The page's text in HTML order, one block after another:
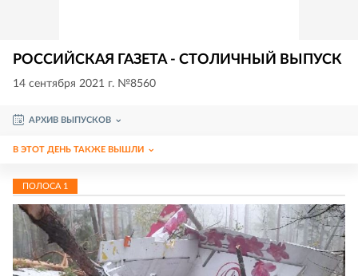
РОССИЙСКАЯ ГАЗЕТА - СТОЛИЧНЫЙ ВЫПУСК
14 сентября 2021 г. №8560
АРХИВ ВЫПУСКОВ
В ЭТОТ ДЕНЬ ТАКЖЕ ВЫШЛИ
ПОЛОСА 1